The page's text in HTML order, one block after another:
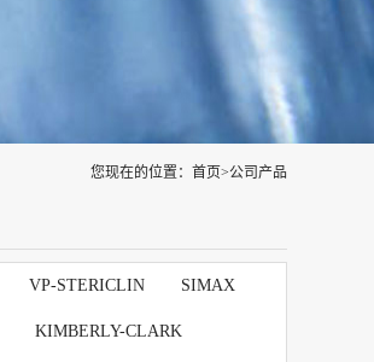
您现在的位置： 首页>公司产品
VP-STERICLIN SIMAX
KIMBERLY-CLARK